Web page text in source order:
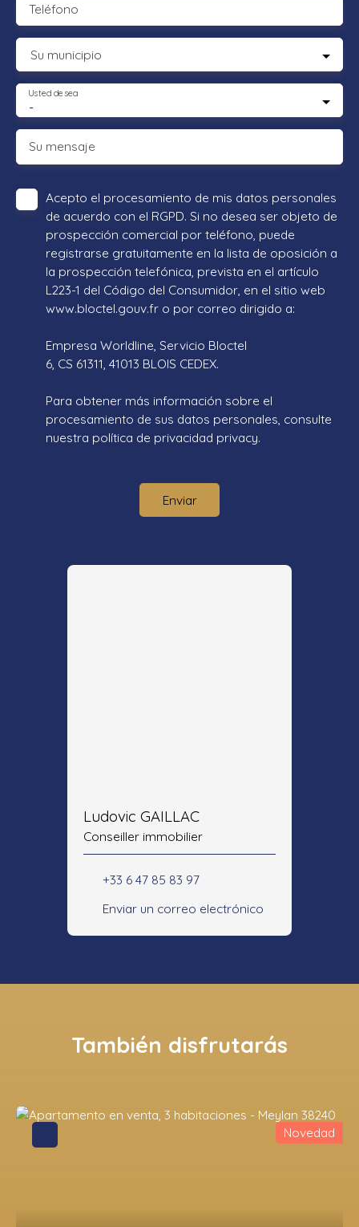
Teléfono
Su municipio
-
Usted desea
Su mensaje
Acepto el procesamiento de mis datos personales
de acuerdo con el RGPD. Si no desea ser objeto de
prospección comercial por teléfono, puede
registrarse gratuitamente en la lista de oposición a
la prospección telefónica, prevista en el artículo
L223-1 del Código del Consumidor, en el sitio web
www.bloctel.gouv.fr o por correo dirigido a:
Empresa Worldline, Servicio Bloctel
6, CS 61311, 41013 BLOIS CEDEX.
Para obtener más información sobre el
procesamiento de sus datos personales, consulte
nuestra política de privacidad privacy.
Enviar
Ludovic GAILLAC
Conseiller immobilier
+33 6 47 85 83 97
Enviar un correo electrónico
También disfrutarás
Novedad